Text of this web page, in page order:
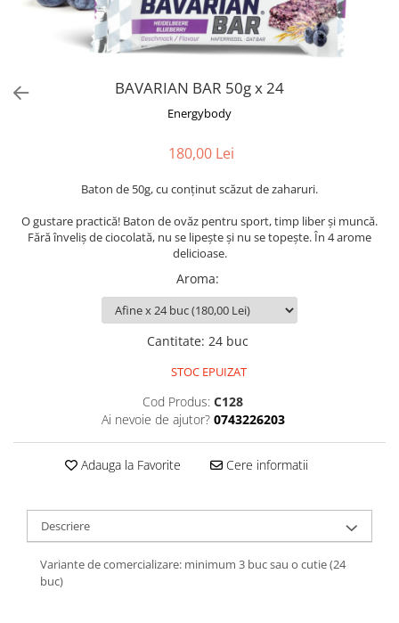
BAVARIAN BAR 50g x 24
Energybody
180,00 Lei
Baton de 50g, cu conținut scăzut de zaharuri.
O gustare practică! Baton de ovăz pentru sport, timp liber și muncă.
Fără înveliș de ciocolată, nu se lipește și nu se topește. În 4 arome
delicioase.
Aroma:
Cantitate: 24 buc
STOC EPUIZAT
Cod Produs: C128
Ai nevoie de ajutor? 0743226203
Adauga la Favorite Cere informatii
Descriere
Variante de comercializare: minimum 3 buc sau o cutie (24
buc)